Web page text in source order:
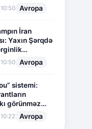
Avropa
İran
Yaxın Şərqdə
Avropa
sistemi:
görünməz
Avropa